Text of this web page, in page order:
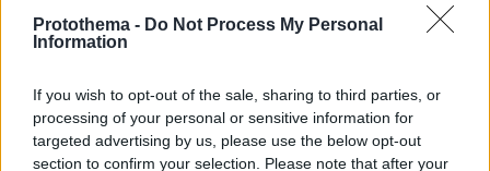
Protothema - Do Not Process My Personal
Information
If you wish to opt-out of the sale, sharing to third parties, or
processing of your personal or sensitive information for
targeted advertising by us, please use the below opt-out
section to confirm your selection. Please note that after your
H Kaizen Gaming στο Παγκόσμιο Kύπελλο: Μία
διοργάνωση, δώδεκα πόλεις, χιλιάδες κοινές στιγμές
Πώς μια απλή ιδέα εξελίχθηκε σε κορυφαίο θεσμό
ρομποτικής στην Ελλάδα
04.08.2026, 11:20